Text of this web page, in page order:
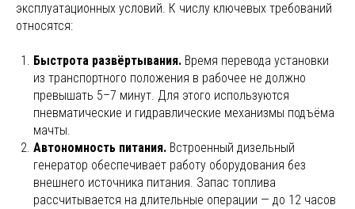
эксплуатационных условий. К числу ключевых требований
относятся:
Быстрота развёртывания. Время перевода установки
из транспортного положения в рабочее не должно
превышать 5–7 минут. Для этого используются
пневматические и гидравлические механизмы подъёма
мачты.
Автономность питания. Встроенный дизельный
генератор обеспечивает работу оборудования без
внешнего источника питания. Запас топлива
рассчитывается на длительные операции — до 12 часов